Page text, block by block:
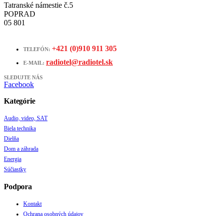
Tatranské námestie č.5
POPRAD
05 801
TELEFÓN: +421 (0)910 911 305
E-MAIL: radiotel@radiotel.sk
SLEDUJTE NÁS
Facebook
Kategórie
Audio, video, SAT
Biela technika
Dielňa
Dom a záhrada
Energia
Súčiastky
Podpora
Kontakt
Ochrana osobných údajov